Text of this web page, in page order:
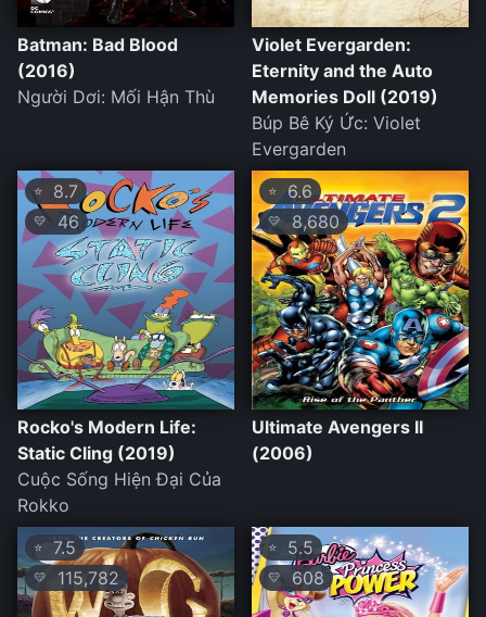
Batman: Bad Blood
(2016)
Người Dơi: Mối Hận Thù
Violet Evergarden:
Eternity and the Auto
Memories Doll (2019)
Búp Bê Ký Ức: Violet
Evergarden
⭐ 8.7
💛 46
Rocko's Modern Life:
Static Cling (2019)
Cuộc Sống Hiện Đại Của
Rokko
⭐ 6.6
💛 8,680
Ultimate Avengers II
(2006)
⭐ 7.5
💛 115,782
⭐ 5.5
💛608